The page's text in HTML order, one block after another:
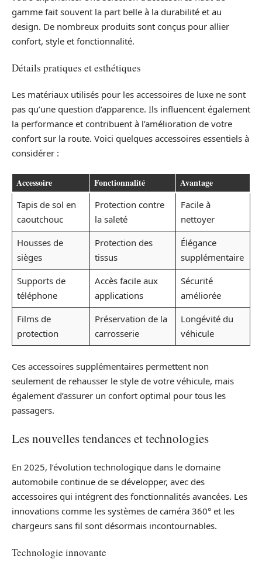
gamme fait souvent la part belle à la durabilité et au
design. De nombreux produits sont conçus pour allier
confort, style et fonctionnalité.
Détails pratiques et esthétiques
Les matériaux utilisés pour les accessoires de luxe ne sont
pas qu’une question d’apparence. Ils influencent également
la performance et contribuent à l’amélioration de votre
confort sur la route. Voici quelques accessoires essentiels à
considérer :
Accessoire Fonctionnalité Avantage
Tapis de sol en
caoutchouc
Protection contre
la saleté
Facile à
nettoyer
Housses de
sièges
Protection des
tissus
Élégance
supplémentaire
Supports de
téléphone
Accès facile aux
applications
Sécurité
améliorée
Films de
protection
Préservation de la
carrosserie
Longévité du
véhicule
Ces accessoires supplémentaires permettent non
seulement de rehausser le style de votre véhicule, mais
également d’assurer un confort optimal pour tous les
passagers.
Les nouvelles tendances et technologies
En 2025, l’évolution technologique dans le domaine
automobile continue de se développer, avec des
accessoires qui intégrent des fonctionnalités avancées. Les
innovations comme les systèmes de caméra 360° et les
chargeurs sans fil sont désormais incontournables.
Technologie innovante